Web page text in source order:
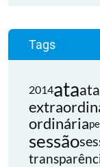
Tags
2014ata
ordinária
sessão